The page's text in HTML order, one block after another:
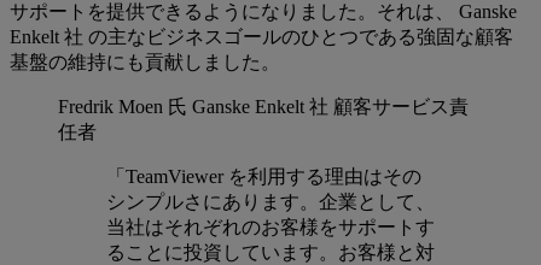
サポートを提供できるようになりました。それは、 Ganske
Enkelt 社 の主なビジネスゴールのひとつである強固な顧客
基盤の維持にも貢献しました。
Fredrik Moen 氏 Ganske Enkelt 社 顧客サービス責
任者
「TeamViewer を利用する理由はその
シンプルさにあります。企業として、
当社はそれぞれのお客様をサポートす
ることに投資しています。お客様と対